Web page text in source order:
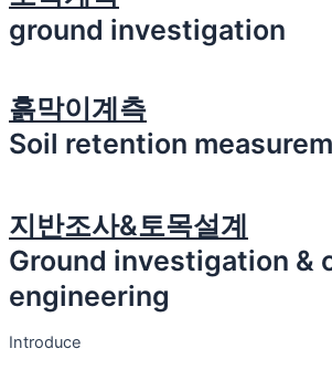
ground investigation
흙막이계측
Soil retention
지반조사&토목설계
Ground investigation &
engineering
Introduce